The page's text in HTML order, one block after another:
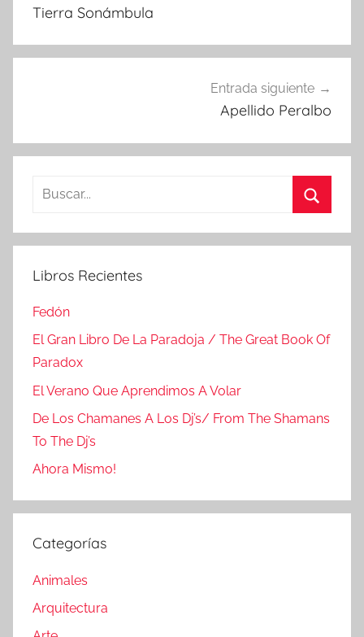
Tierra Sonámbula
Entrada siguiente
Apellido Peralbo
Buscar:
Libros Recientes
Fedón
El Gran Libro De La Paradoja / The Great Book Of
Paradox
El Verano Que Aprendimos A Volar
De Los Chamanes A Los Dj’s/ From The Shamans
To The Dj’s
Ahora Mismo!
Categorías
Animales
Arquitectura